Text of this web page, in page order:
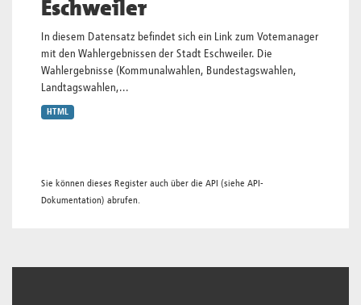
Eschweiler
In diesem Datensatz befindet sich ein Link zum Votemanager
mit den Wahlergebnissen der Stadt Eschweiler. Die
Wahlergebnisse (Kommunalwahlen, Bundestagswahlen,
Landtagswahlen,...
HTML
Sie können dieses Register auch über die API (siehe API-
Dokumentation) abrufen.